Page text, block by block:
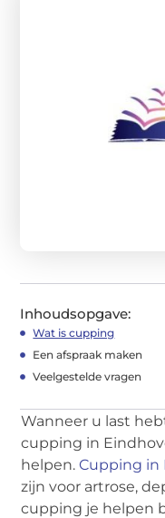
Inhoudsopgave:
Wat is cupping
Een afspraak maken
Veelgestelde vragen
Wanneer u last
cupping in
helpen.Cupping in
zijn voor artrose,
cupping je helpen